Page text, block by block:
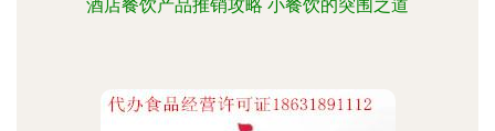
酒店餐饮产品推销攻略 小餐饮的突围之道